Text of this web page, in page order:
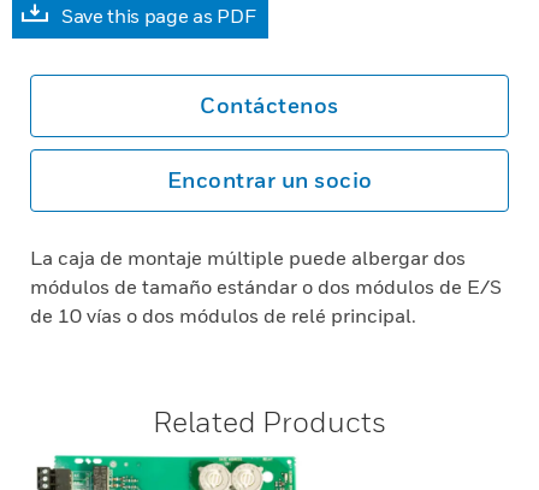
Save this page as PDF
Contáctenos
Encontrar un socio
La caja de montaje múltiple puede albergar dos
módulos de tamaño estándar o dos módulos de E/S
de 10 vías o dos módulos de relé principal.
Related Products